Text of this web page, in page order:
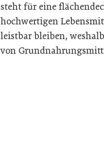
steht für eine
hochwertigen
leistbar bleiben,
von